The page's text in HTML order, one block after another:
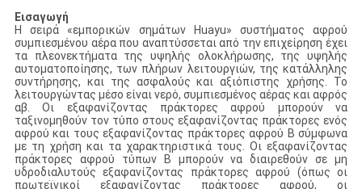
Εισαγωγή
Η σειρά «εμπορικών σημάτων Huayu» συστήματος αφρού
συμπιεσμένου αέρα που αναπτύσσεται από την επιχείρηση έχει
τα πλεονεκτήματα της υψηλής ολοκλήρωσης, της υψηλής
αυτοματοποίησης, των πλήρων λειτουργιών, της κατάλληλης
συντήρησης, και της ασφαλούς και αξιόπιστης χρήσης. Το
λειτουργώντας μέσο είναι νερό, συμπιεσμένος αέρας και αφρός
αβ. Οι εξαφανίζοντας πράκτορες αφρού μπορούν να
ταξινομηθούν τον τύπο στους εξαφανίζοντας πράκτορες ενός
αφρού και τους εξαφανίζοντας πράκτορες αφρού Β σύμφωνα
με τη χρήση και τα χαρακτηριστικά τους. Οι εξαφανίζοντας
πράκτορες αφρού τύπων Β μπορούν να διαιρεθούν σε μη
υδροδιαλυτούς εξαφανίζοντας πράκτορες αφρού (όπως οι
πρωτεϊνικοί εξαφανίζοντας πράκτορες αφρού, οι